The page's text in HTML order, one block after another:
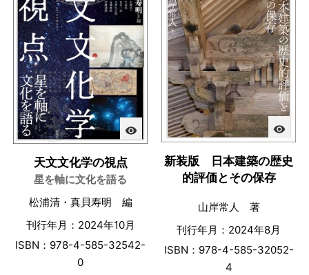
visibility
天文文化学の視点
星を軸に文化を語る
松浦清・真貝寿明 編
刊行年月：2024年10月
ISBN：978-4-585-32542-
0
visibility
新装版 日本建築の歴史
的評価とその保存
山岸常人 著
刊行年月：2024年8月
ISBN：978-4-585-32052-
4